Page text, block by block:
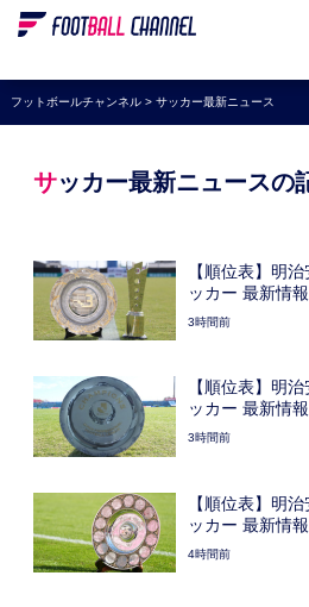
WEリーグ
海外サッカー
プレミアリーグ
ラ・リーガ
UEFA
ナショナルチーム
高校サッカー
動画
フットボールチャンネル> サッカー最新ニュース
サッカー最新ニュースの
【順位表】明
ッカー 最新情報
3時間前
【順位表】明
ッカー 最新情報
3時間前
【順位表】明
ッカー 最新情報
4時間前